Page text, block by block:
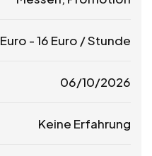
Euro -16 Euro / Stunde
06/10/2026
Keine Erfahrung